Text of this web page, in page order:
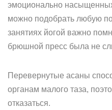
эмоционально
можно подобрать любую
занятиях йогой важно
брюшной пресс была не
Перевернутые асаны
органам малого таза,
отказаться.